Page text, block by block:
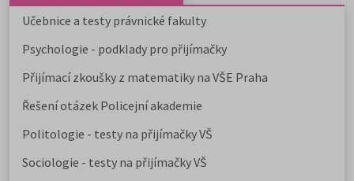
Učebnice a testy právnické fakulty
Psychologie - podklady pro přijímačky
Přijímací zkoušky z matematiky na VŠE Praha
Řešení otázek Policejní akademie
Politologie - testy na přijímačky VŠ
Sociologie - testy na přijímačky VŠ